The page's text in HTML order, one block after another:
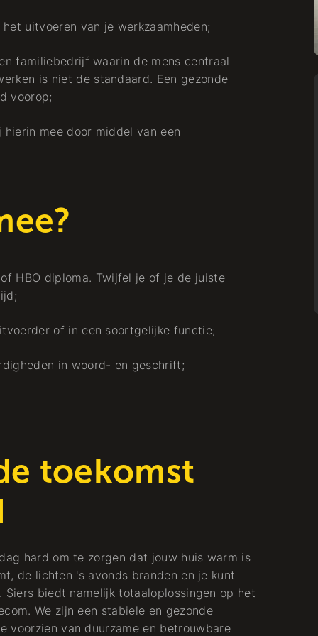
uitvoeren van je werkzaamheden;
familiebedrijf waarin de mens centraal
is niet de standaard. Een gezonde
voorop;
mee door middel van een
HBO diploma. Twijfel je of je de juiste
of in een soortgelijke functie;
in woord- en geschrift;
toekomst
hard om te zorgen dat jouw huis warm is
de lichten 's avonds branden en je kunt
biedt namelijk totaaloplossingen op het
We zijn een stabiele en gezonde
voorzien van duurzame en betrouwbare
Kälte + Wärme
Kälte + Wärme